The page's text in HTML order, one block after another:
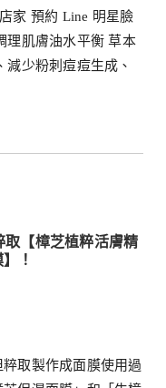
店家 預約 Line 明星臉
理肌膚油水平衡 草本
少粉刺痘痘生成、
取【樟芝植粹活膚精
！
取製作成面膜使用過